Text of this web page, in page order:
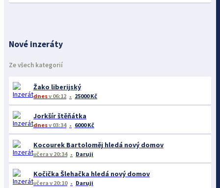
Nové inzeráty
Ze všech kategorií
Žako liberijský
dnesv 06:12 25000 Kč
Jorkšír štěňátka
dnesv 03:34 6000 Kč
Kocourek Bartoloměj hledá nový domov
včera v 20:34 Daruji
Kočička Šlehačka hledá nový domov
včera v 20:10 Daruji